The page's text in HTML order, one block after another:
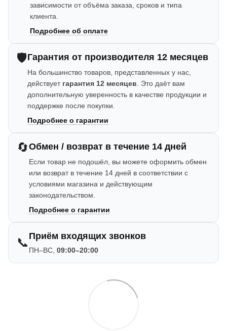
зависимости от объёма заказа, сроков и типа
клиента.
Подробнее об оплате
🛡️Гарантия от производителя 12 месяцев
На большинство товаров, представленных у нас,
действует гарантия 12 месяцев . Это даёт вам
дополнительную уверенность в качестве продукции и
поддержке после покупки.
Подробнее о гарантии
🔄Обмен / возврат в течение 14 дней
Если товар не подошёл, вы можете оформить обмен
или возврат в течение 14 дней в соответствии с
условиями магазина и действующим
законодательством.
Подробнее о гарантии
📞 Приём входящих звонков
ПН–ВС, 09:00–20:00